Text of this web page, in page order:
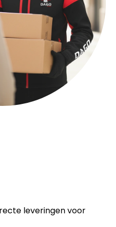
leveringen voor